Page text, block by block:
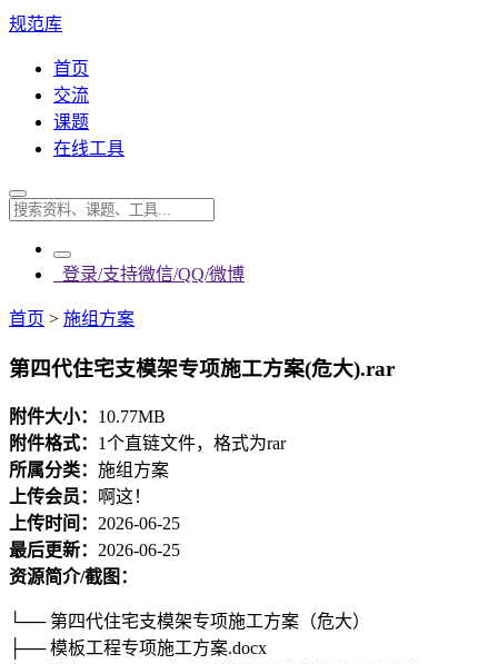
规范库
首页
交流
课题
在线工具
登录/支持微信/QQ/微博
首页 > 施组方案
第四代住宅支模架专项施工方案(危大).rar
附件大小： 10.77MB
附件格式： 1个直链文件，格式为rar
所属分类： 施组方案
上传会员： 啊这！
上传时间： 2026-06-25
最后更新： 2026-06-25
资源简介/截图：
└── 第四代住宅支模架专项施工方案（危大）
├── 模板工程专项施工方案.docx